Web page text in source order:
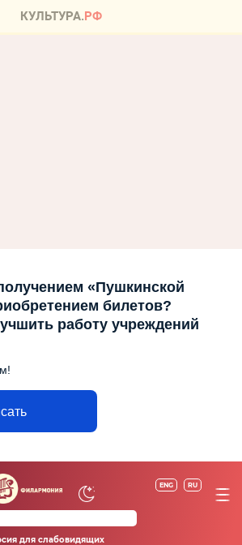
«Пушкинской
билетов?
работу учреждений
ENG RU
для слабовидящих